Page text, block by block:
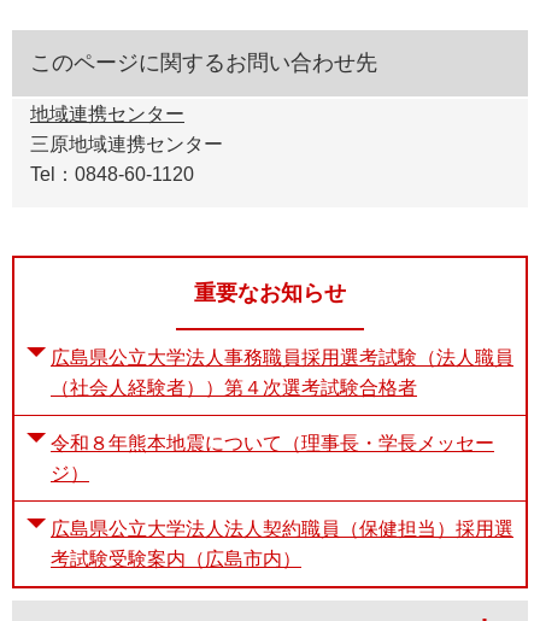
このページに関するお問い合わせ先
地域連携センター
三原地域連携センター
Tel：0848-60-1120
重要なお知らせ
広島県公立大学法人事務職員採用選考試験（法人職員
（社会人経験者））第４次選考試験合格者
令和８年熊本地震について（理事長・学長メッセー
ジ）
広島県公立大学法人法人契約職員（保健担当）採用選
考試験受験案内（広島市内）